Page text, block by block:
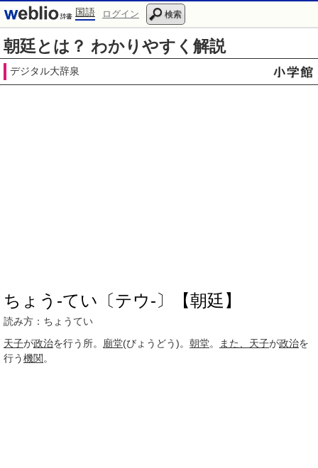
国語 ログイン 検索
朝廷とは？ わかりやすく解説
デジタル大辞泉
ちょう‐てい〔テウ‐〕【朝廷】
読み方：ちょうてい
天子が政治を行う所。 廟堂(びょうどう)。 朝堂。 また、 天子が政治を
行う機関。